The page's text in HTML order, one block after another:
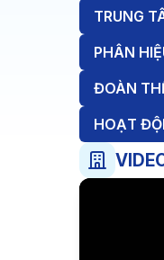
TRUNG
PHÂN
ĐOÀN
HOẠT